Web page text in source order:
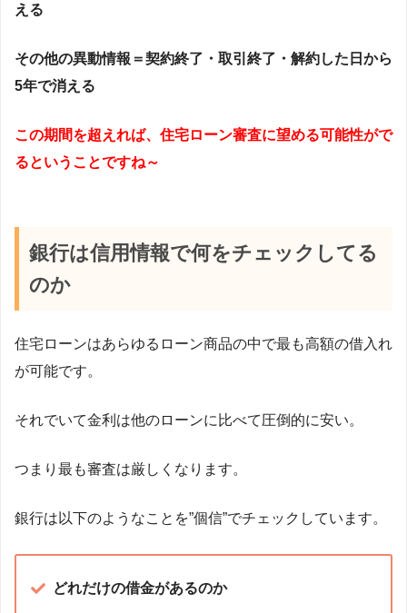
える
その他の異動情報＝契約終了・取引終了・解約した日から
5年で消える
この期間を超えれば、住宅ローン審査に望める可能性がで
るということですね～
銀行は信用情報で何をチェックしてる
のか
住宅ローンはあらゆるローン商品の中で最も高額の借入れ
が可能です。
それでいて金利は他のローンに比べて圧倒的に安い。
つまり最も審査は厳しくなります。
銀行は以下のようなことを”個信”でチェックしています。
どれだけの借金があるのか